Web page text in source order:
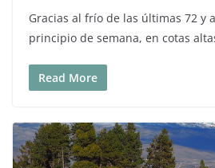
Gracias al frío de las últimas 72 y
principio de semana, en cotas
Read More